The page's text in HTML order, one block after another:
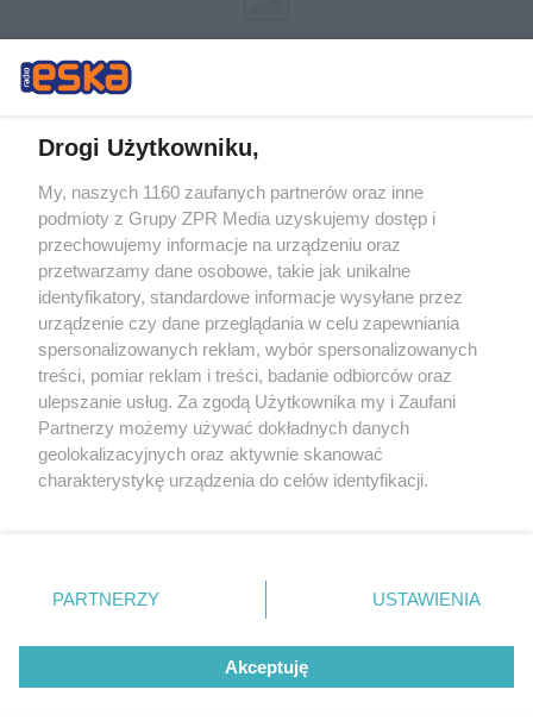
Żaden utwór zamieszczony w serwisie nie może być powielany i
rozpowszechniany lub dalej rozpowszechniany w jakikolwiek sposób (w
tym także elektroniczny lub mechaniczny) na jakimkolwiek polu
eksploatacji w jakiejkolwiek formie, włącznie z umieszczaniem w
Internecie bez pisemnej zgody właściciela praw. Jakiekolwiek użycie lub
wykorzystanie utworów w całości lub w części z naruszeniem prawa,
tzn. bez właściwej zgody, jest zabronione pod groźbą kary i może być
ścigane prawnie.
© 2026 Grupa ZPR Media
Drogi Użytkowniku,
My, naszych 1160 zaufanych partnerów oraz inne
podmioty z Grupy ZPR Media uzyskujemy dostęp i
przechowujemy informacje na urządzeniu oraz
przetwarzamy dane osobowe, takie jak unikalne
identyfikatory, standardowe informacje wysyłane przez
urządzenie czy dane przeglądania w celu zapewniania
spersonalizowanych reklam, wybór spersonalizowanych
treści, pomiar reklam i treści, badanie odbiorców oraz
ulepszanie usług. Za zgodą Użytkownika my i Zaufani
Partnerzy możemy używać dokładnych danych
geolokalizacyjnych oraz aktywnie skanować
charakterystykę urządzenia do celów identyfikacji.
zmienić/wycofać klikając przycisk ustawień prywatności
znajdujący się w lewym dolnym rogu strony
rodzaje przetwarzania danych nie wymagają zgody
użytkownika, ale masz prawo sprzeciwić się takiemu
przetwarzaniu. Preferencje będą miały zastosowanie tylko
PARTNERZY USTAWIENIA
Akceptuję